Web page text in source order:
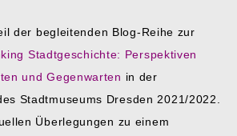
der begleitenden Blog-Reihe zur
Stadtgeschichte: Perspektiven
und Gegenwarten in der
Stadtmuseums Dresden 2021/2022.
Überlegungen zu einem